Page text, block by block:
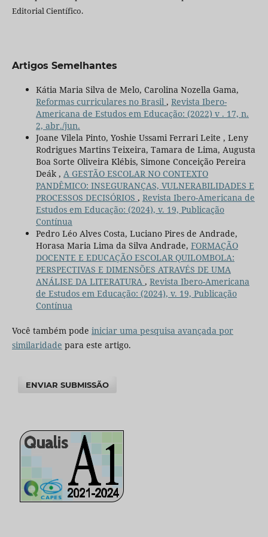
Editorial Científico.
Artigos Semelhantes
Kátia Maria Silva de Melo, Carolina Nozella Gama,
Reformas curriculares no Brasil , Revista Ibero-
Americana de Estudos em Educação: (2022) v . 17, n.
2, abr./jun.
Joane Vilela Pinto, Yoshie Ussami Ferrari Leite , Leny
Rodrigues Martins Teixeira, Tamara de Lima, Augusta
Boa Sorte Oliveira Klébis, Simone Conceição Pereira
Deák , A GESTÃO ESCOLAR NO CONTEXTO
PANDÊMICO: INSEGURANÇAS, VULNERABILIDADES E
PROCESSOS DECISÓRIOS , Revista Ibero-Americana de
Estudos em Educação: (2024), v. 19, Publicação
Contínua
Pedro Léo Alves Costa, Luciano Pires de Andrade,
Horasa Maria Lima da Silva Andrade, FORMAÇÃO
DOCENTE E EDUCAÇÃO ESCOLAR QUILOMBOLA:
PERSPECTIVAS E DIMENSÕES ATRAVÉS DE UMA
ANÁLISE DA LITERATURA , Revista Ibero-Americana
de Estudos em Educação: (2024), v. 19, Publicação
Contínua
Você também pode iniciar uma pesquisa avançada por
similaridade para este artigo.
ENVIAR SUBMISSÃO